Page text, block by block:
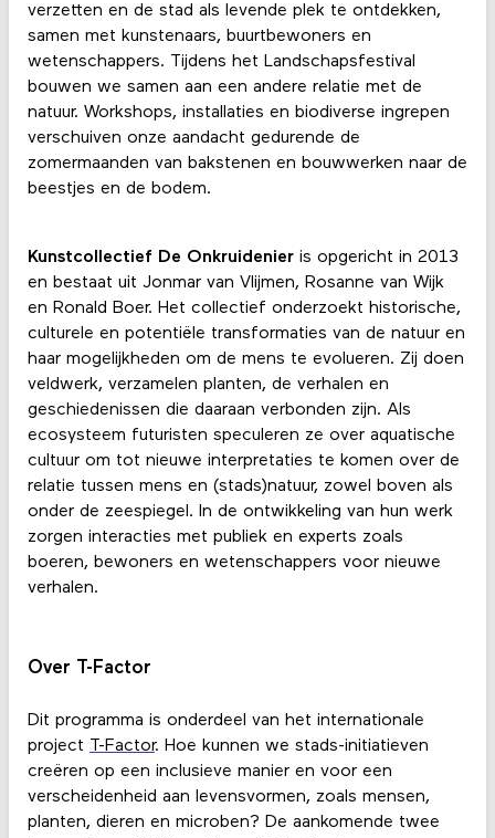
verzetten en de stad als levende plek te ontdekken,
samen met kunstenaars, buurtbewoners en
wetenschappers. Tijdens het Landschapsfestival
bouwen we samen aan een andere relatie met de
natuur. Workshops, installaties en biodiverse ingrepen
verschuiven onze aandacht gedurende de
zomermaanden van bakstenen en bouwwerken naar de
beestjes en de bodem.
Kunstcollectief De Onkruidenieris opgericht in 2013
en bestaat uit Jonmar van Vlijmen, Rosanne van Wijk
en Ronald Boer. Het collectief onderzoekt historische,
culturele en potentiële transformaties van de natuur en
haar mogelijkheden om de mens te evolueren. Zij doen
veldwerk, verzamelen planten, de verhalen en
geschiedenissen die daaraan verbonden zijn. Als
ecosysteem futuristen speculeren ze over aquatische
cultuur om tot nieuwe interpretaties te komen over de
relatie tussen mens en (stads)natuur, zowel boven als
onder de zeespiegel. In de ontwikkeling van hun werk
zorgen interacties met publiek en experts zoals
boeren, bewoners en wetenschappers voor nieuwe
verhalen.
Over T-Factor
Dit programma is onderdeel van het internationale
project T-Factor. Hoe kunnen we stads-initiatieven
creëren op een inclusieve manier en voor een
verscheidenheid aan levensvormen, zoals mensen,
planten, dieren en microben? De aankomende twee